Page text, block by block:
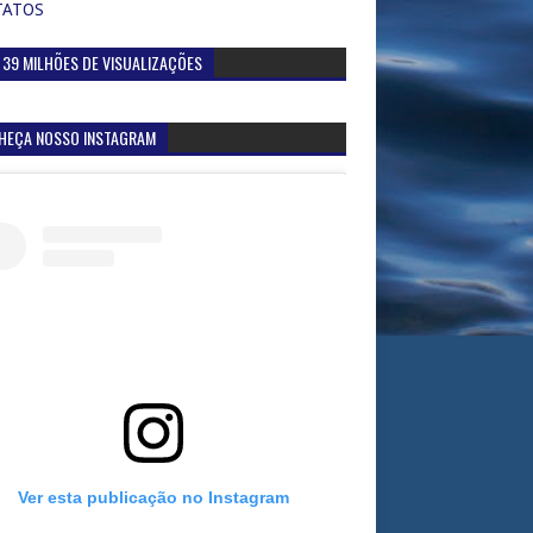
MILHÕES DE VISUALIZAÇÕES
NOSSO INSTAGRAM
Ver esta publicação no Instagram